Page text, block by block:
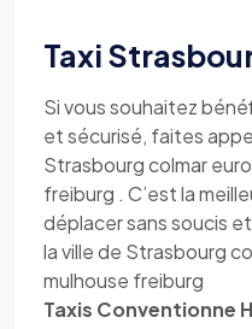
Taxi
Si vous souhaitez
et sécurisé, faites
Strasbourg colmar
freiburg . C’est la
déplacer sans soucis
la ville de Strasbourg
mulhouse freiburg
Taxis Conventionne